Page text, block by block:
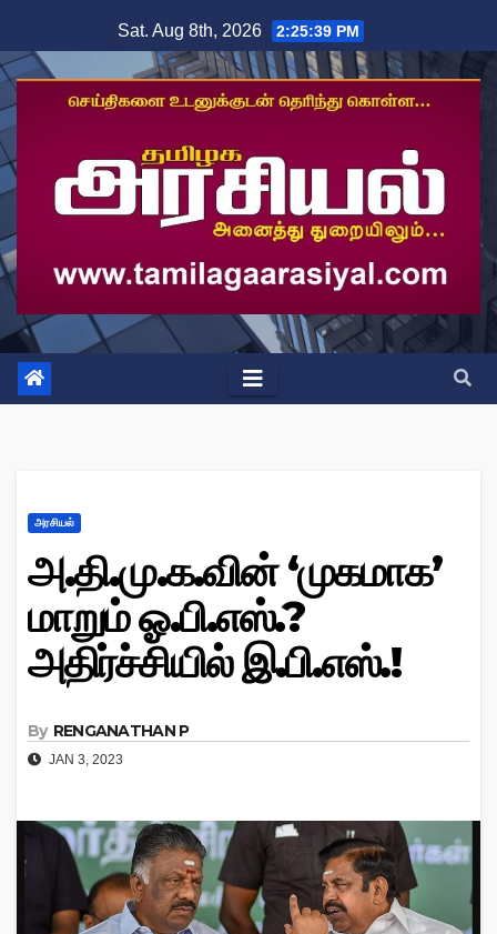
to
content
Sat. Aug 8th, 2026 2:25:40 PM
அரசியல்
அ.தி.மு.க.வின் ‘முகமாக’
மாறும் ஓ.பி.எஸ்.?
அதிர்ச்சியில் இ.பி.எஸ்.!
By RENGANATHAN P
JAN 3, 2023